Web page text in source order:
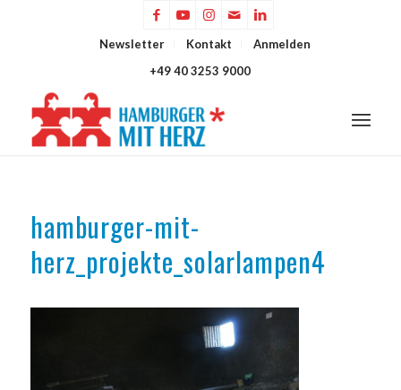
Newsletter Kontakt
Anmelden
+49 40 3253 9000
hamburger-mit-
herz_projekte_solarlampen4